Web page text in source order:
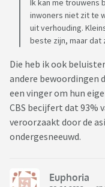
Ik kan me trouwens
inwoners niet zit te
uit verhouding.
beste zijn, maar dat
Die heb ik ook
andere bewoordingen
een vinger om hun
CBS becijfert dat
veroorzaakt door de
ondergesneeuwd.
Euphoria